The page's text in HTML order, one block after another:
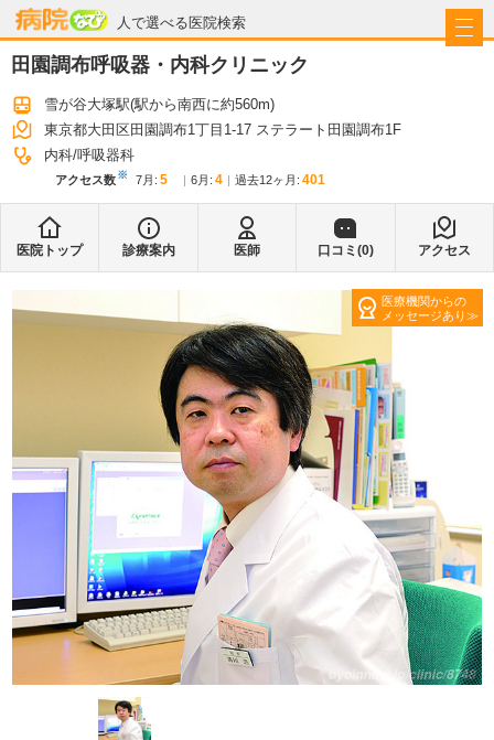
人で選べる医院検索
病院なび
田園調布呼吸器・内科クリニック
雪が谷大塚駅(駅から南西に約560m)
東京都大田区田園調布1丁目1-17 ステラート田園調布1F
内科 呼吸器科
アクセス数※ 7月 : 5 6月 : 4 過去12ヶ月: 401
医院トップ 診療案内 医師 口コミ(0) アクセス
医療機関からの
メッセージあり